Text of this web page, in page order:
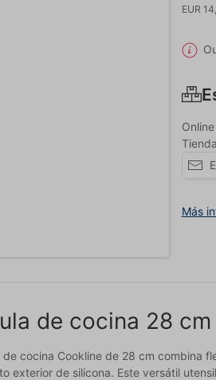
EUR
Más
de cocina 28
de cocina Cookline de 28 cm combina
exterior de silicona. Este versátil